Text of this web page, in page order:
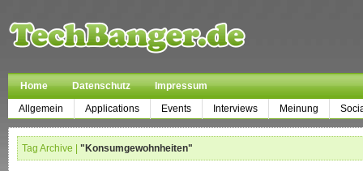
Home Datenschutz
Impressum
Allgemein
Applications Events Interviews Meinung
Tag Archive | "Konsumgewohnheiten"